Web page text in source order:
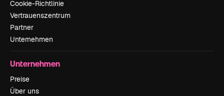
Cookie-Richtlinie
Vertrauenszentrum
Partner
Unternehmen
Unternehmen
Preise
Über uns